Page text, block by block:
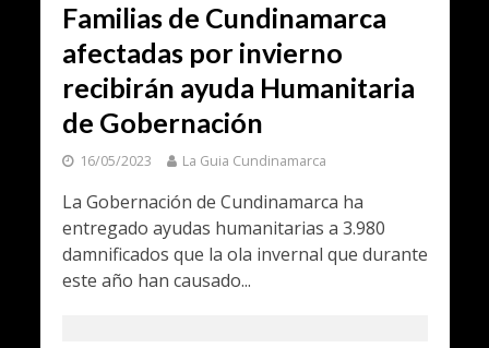
Familias de Cundinamarca
afectadas por invierno
recibirán ayuda Humanitaria
de Gobernación
16/05/2023 La Guia Cundinamarca
La Gobernación de Cundinamarca ha
entregado ayudas humanitarias a 3.980
damnificados que la ola invernal que durante
este año han causado...